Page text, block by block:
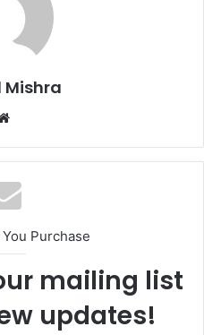
Mishra
Website
Purchase
mailing list
updates!